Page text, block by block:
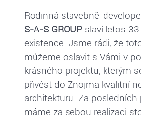
Rodinná stavebně-
S-A-S GROUP slaví letos 33
existence. Jsme rádi, že
můžeme oslavit s Vámi v
krásného projektu, kterým
přivést do Znojma kvalitní
architekturu. Za posledních
máme za sebou realizaci